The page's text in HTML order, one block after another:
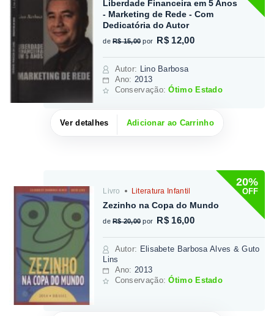
Liberdade Financeira em 5 Anos
- Marketing de Rede - Com
Dedicatória do Autor
de R$ 15,00 por R$ 12,00
Autor: Lino Barbosa
Ano: 2013
Conservação:Ótimo Estado
Ver detalhes Adicionar ao Carrinho
20%
OFF
Livro Literatura Infantil
Zezinho na Copa do Mundo
de R$ 20,00 por R$ 16,00
Autor: Elisabete Barbosa Alves & Guto
Lins
Ano: 2013
Conservação:Ótimo Estado